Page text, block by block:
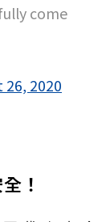
come
26, 2020
！